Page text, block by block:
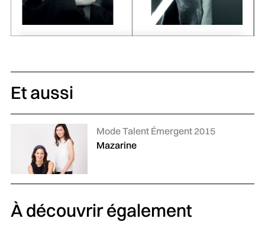
Et aussi
Catégories :
Mode Talent Émergent 2015
Mazarine
À découvrir également